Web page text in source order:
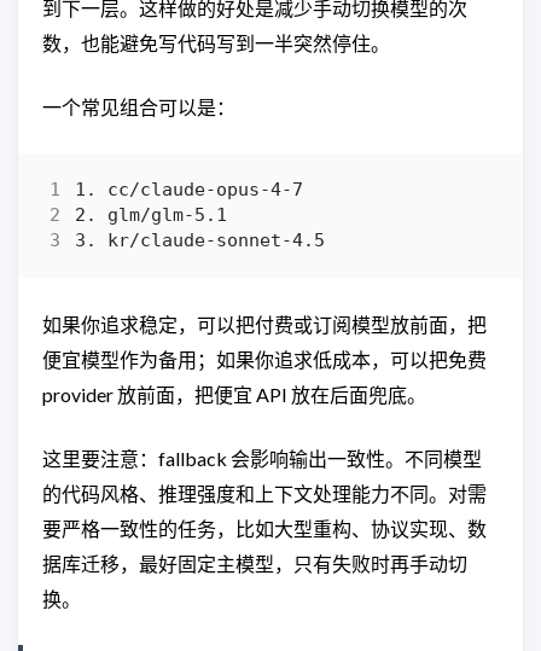
到下一层。这样做的好处是减少手动切换模型的次
数，也能避免写代码写到一半突然停住。
一个常见组合可以是：
如果你追求稳定，可以把付费或订阅模型放前面，把
便宜模型作为备用；如果你追求低成本，可以把免费
provider 放前面，把便宜 API 放在后面兜底。
这里要注意：fallback 会影响输出一致性。不同模型
的代码风格、推理强度和上下文处理能力不同。对需
要严格一致性的任务，比如大型重构、协议实现、数
据库迁移，最好固定主模型，只有失败时再手动切
换。